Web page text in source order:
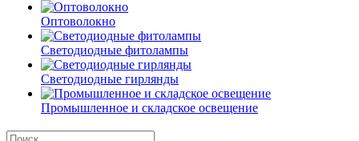
Оптоволокно
Светодиодные фитолампы
Светодиодные гирлянды
Промышленное и складское освещение